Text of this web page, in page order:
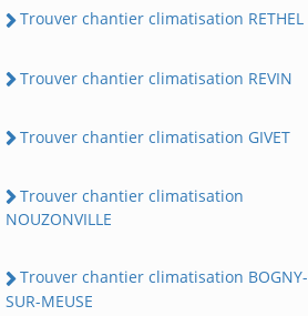
Trouver chantier climatisation RETHEL
Trouver chantier climatisation REVIN
Trouver chantier climatisation GIVET
Trouver chantier climatisation
NOUZONVILLE
Trouver chantier climatisation BOGNY-
SUR-MEUSE